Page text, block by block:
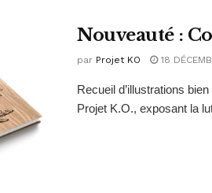
Nouveauté :
par Projet KO 18
Recueil d’illustrations
Projet K.O., exposant la